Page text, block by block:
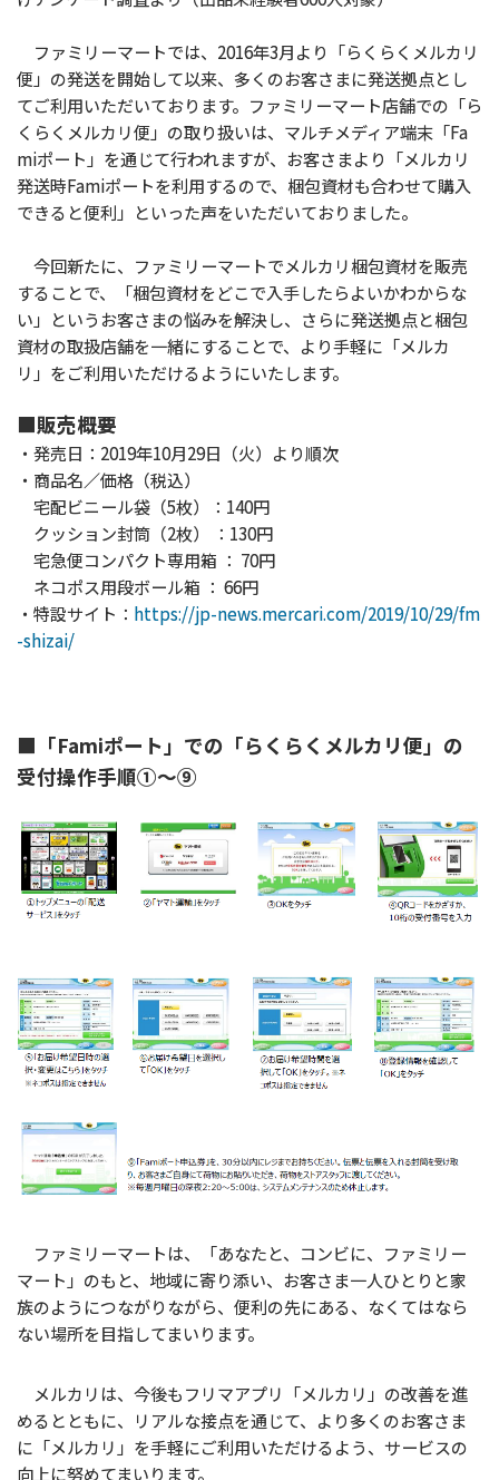
ファミリーマートでは、2016年3月より「らくらくメルカリ
便」の発送を開始して以来、多くのお客さまに発送拠点とし
てご利用いただいております。ファミリーマート店舗での「ら
くらくメルカリ便」の取り扱いは、マルチメディア端末「Fa
miポート」を通じて行われますが、お客さまより「メルカリ
発送時Famiポートを利用するので、梱包資材も合わせて購入
できると便利」といった声をいただいておりました。
今回新たに、ファミリーマートでメルカリ梱包資材を販売
することで、「梱包資材をどこで入手したらよいかわからな
い」というお客さまの悩みを解決し、さらに発送拠点と梱包
資材の取扱店舗を一緒にすることで、より手軽に「メルカ
リ」をご利用いただけるようにいたします。
■販売概要
・発売日：2019年10月29日（火）より順次
・商品名／価格（税込）
宅配ビニール袋（5枚）：140円
クッション封筒（2枚） ：130円
宅急便コンパクト専用箱 ： 70円
ネコポス用段ボール箱 ： 66円
・特設サイト： https://jp-news.mercari.com/2019/10/29/fm
-shizai/
■「Famiポート」での「らくらくメルカリ便」の
受付操作手順①～⑨
ファミリーマートは、「あなたと、コンビに、ファミリー
マート」のもと、地域に寄り添い、お客さま一人ひとりと家
族のようにつながりながら、便利の先にある、なくてはなら
ない場所を目指してまいります。
メルカリは、今後もフリマアプリ「メルカリ」の改善を進
めるとともに、リアルな接点を通じて、より多くのお客さま
に「メルカリ」を手軽にご利用いただけるよう、サービスの
向上に努めてまいります。